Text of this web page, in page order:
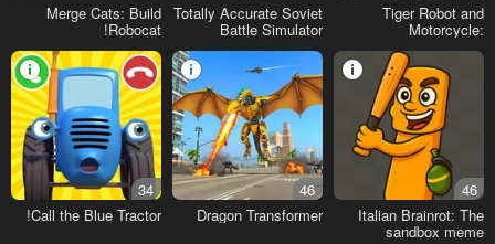
Tiger Robot and
Motorcycle:
Totally Accurate Soviet
Battle Simulator
Merge Cats: Build
Robocat!
46
Italian Brainrot: The
sandbox meme
46
Dragon Transformer
34
Call the Blue Tractor!